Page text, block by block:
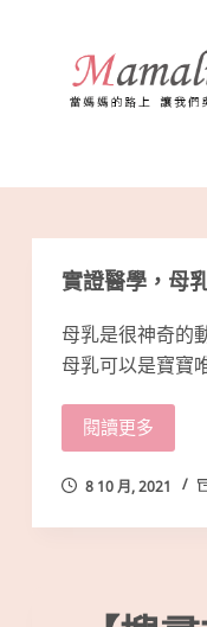
容
實證醫學，母
母乳是很神奇的
母乳可以是寶寶
閱讀更多
8 10 月, 2021